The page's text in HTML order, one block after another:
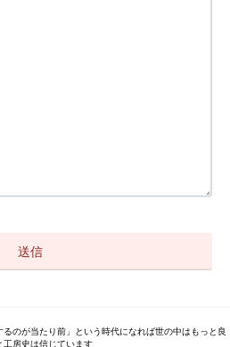
るのが当たり前」という時代になれば世の中はもっと良
工房史は信じています